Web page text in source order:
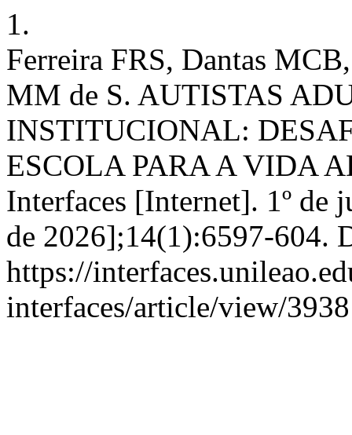
1.
Ferreira FRS, Dantas
MM de S. AUTISTAS
INSTITUCIONAL:
ESCOLA PARA A VIDA
Interfaces [Internet]. 1º de
de 2026];14(1):6597-604.
https://
interfaces/article/view/3938